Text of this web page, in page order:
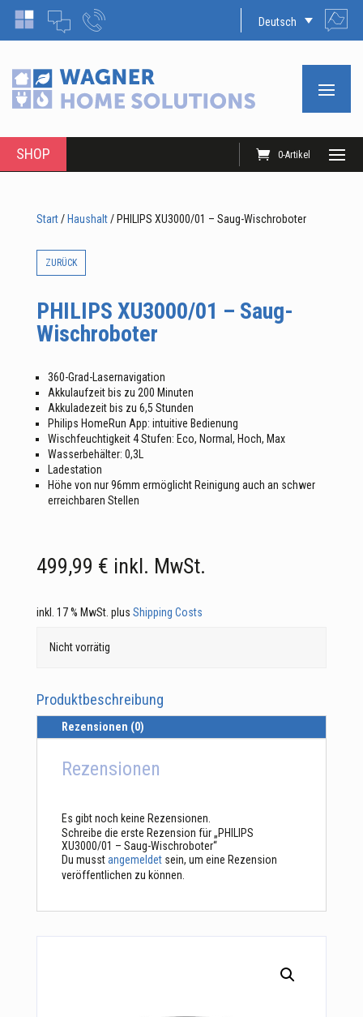
Deutsch
SHOP 0-Artikel
Start/ Haushalt/ PHILIPS XU3000/01 – Saug-Wischroboter
ZURÜCK
PHILIPS XU3000/01 – Saug-
Wischroboter
360-Grad-Lasernavigation
Akkulaufzeit bis zu 200 Minuten
Akkuladezeit bis zu 6,5 Stunden
Philips HomeRun App: intuitive Bedienung
Wischfeuchtigkeit 4 Stufen: Eco, Normal, Hoch, Max
Wasserbehälter: 0,3L
Ladestation
Höhe von nur 96mm ermöglicht Reinigung auch an schwer
erreichbaren Stellen
499,99 € inkl. MwSt.
inkl. 17 % MwSt. plus Shipping Costs
Nicht vorrätig
Produktbeschreibung
Rezensionen (0)
Rezensionen
Es gibt noch keine Rezensionen.
Schreibe die erste Rezension für „PHILIPS
XU3000/01 – Saug-Wischroboter“
Du musstangemeldetsein, um eine Rezension
veröffentlichen zu können.